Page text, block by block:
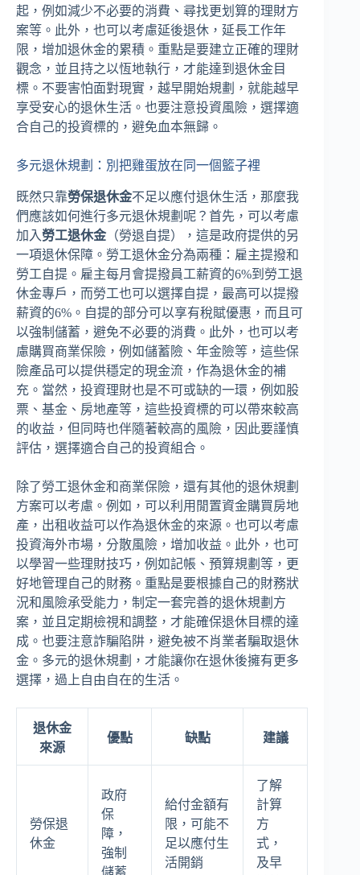
起，例如減少不必要的消費、尋找更划算的理財方
案等。此外，也可以考慮延後退休，延長工作年
限，增加退休金的累積。重點是要建立正確的理財
觀念，並且持之以恆地執行，才能達到退休金目
標。不要害怕面對現實，越早開始規劃，就能越早
享受安心的退休生活。也要注意投資風險，選擇適
合自己的投資標的，避免血本無歸。
多元退休規劃：別把雞蛋放在同一個籃子裡
既然只靠勞保退休金不足以應付退休生活，那麼我
們應該如何進行多元退休規劃呢？首先，可以考慮
加入勞工退休金 （勞退自提），這是政府提供的另
一項退休保障。勞工退休金分為兩種：雇主提撥和
勞工自提。雇主每月會提撥員工薪資的6%到勞工退
休金專戶，而勞工也可以選擇自提，最高可以提撥
薪資的6%。自提的部分可以享有稅賦優惠，而且可
以強制儲蓄，避免不必要的消費。此外，也可以考
慮購買商業保險，例如儲蓄險、年金險等，這些保
險產品可以提供穩定的現金流，作為退休金的補
充。當然，投資理財也是不可或缺的一環，例如股
票、基金、房地產等，這些投資標的可以帶來較高
的收益，但同時也伴隨著較高的風險，因此要謹慎
評估，選擇適合自己的投資組合。
除了勞工退休金和商業保險，還有其他的退休規劃
方案可以考慮。例如，可以利用閒置資金購買房地
產，出租收益可以作為退休金的來源。也可以考慮
投資海外市場，分散風險，增加收益。此外，也可
以學習一些理財技巧，例如記帳、預算規劃等，更
好地管理自己的財務。重點是要根據自己的財務狀
況和風險承受能力，制定一套完善的退休規劃方
案，並且定期檢視和調整，才能確保退休目標的達
成。也要注意詐騙陷阱，避免被不肖業者騙取退休
金。多元的退休規劃，才能讓你在退休後擁有更多
選擇，過上自由自在的生活。
退休金
來源
優點 缺點 建議
勞保退
休金
政府
保
障，
強制
給付金額有
限，可能不
足以應付生
活開銷
了解
計算
方
式，
及早